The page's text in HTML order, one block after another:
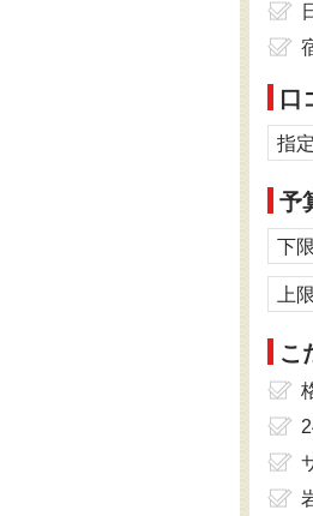
口
指
予
下
上
こ